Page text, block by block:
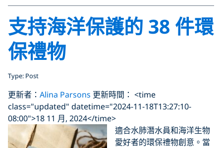
支持海洋保護的 38 件環
保禮物
Type: Post
更新者： Alina Parsons 更新時間： <time
class="updated" datetime="2024-11-18T13:27:10-
08:00">18 11 月, 2024</time>
適合水肺潛水員和海洋生物
愛好者的環保禮物創意。當